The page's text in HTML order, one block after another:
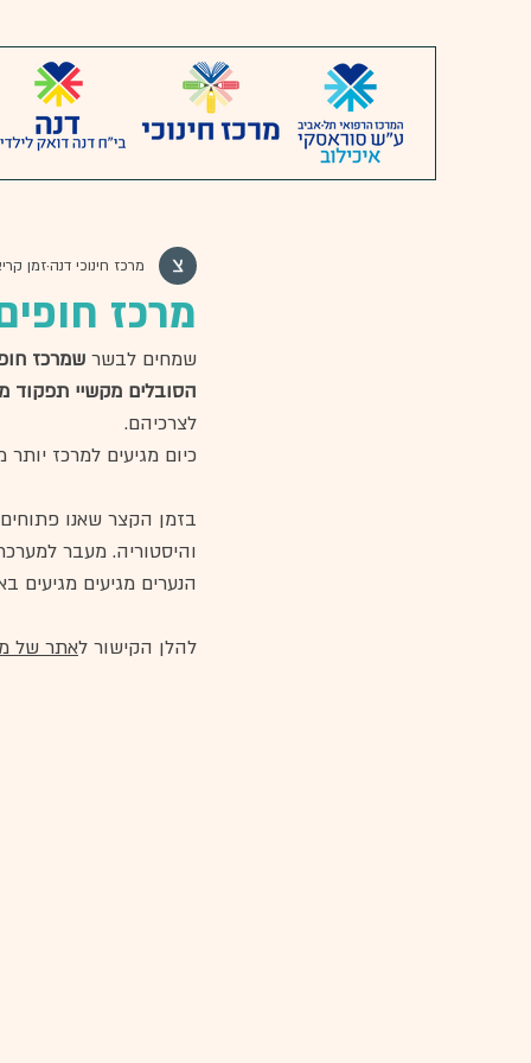
מרכז
מרכז חינוכי דנהזמן קריאה
שמחים לבשר שמרכז
הסובלים מקשיי תפקוד
לצרכיהם.
כיום מגיעים למרכז
בזמן הקצר שאנו
והיסטוריה. מעבר
הנערים מגיעים מגיעים
להלן הקישור לאתר של